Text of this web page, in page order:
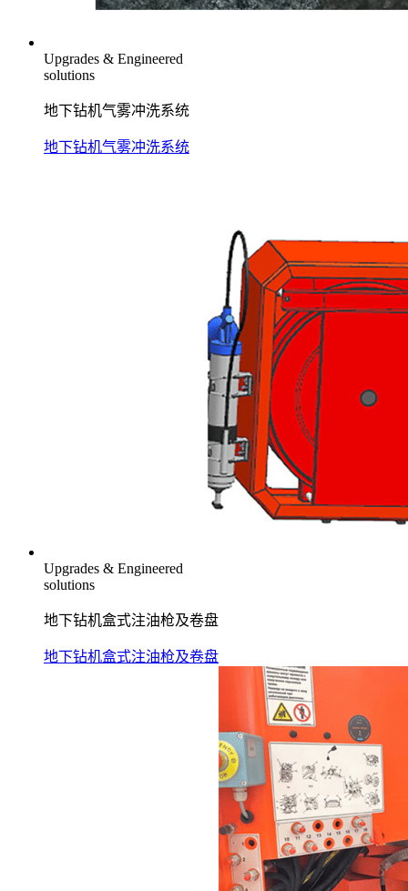
Upgrades & Engineered
solutions
地下钻机气雾冲洗系统
地下钻机气雾冲洗系统
Upgrades & Engineered
solutions
地下钻机盒式注油枪及卷盘
地下钻机盒式注油枪及卷盘